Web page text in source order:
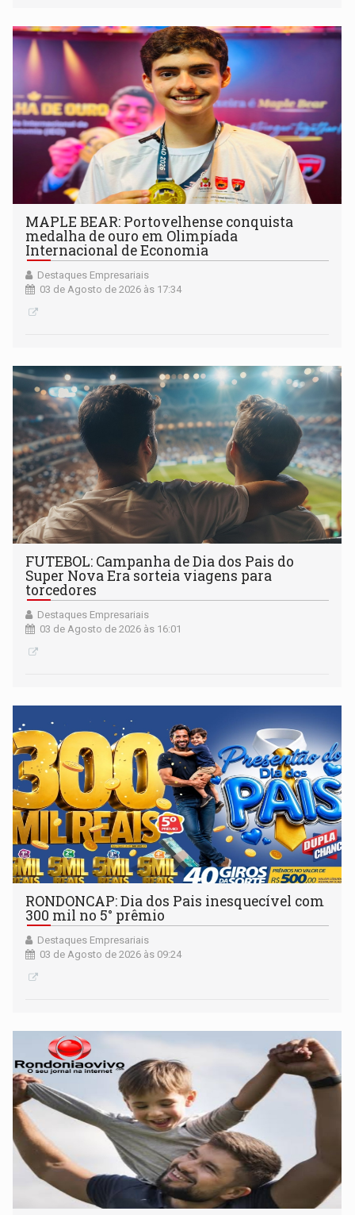
MAPLE BEAR: Portovelhense conquista
medalha de ouro em Olimpíada
Internacional de Economia
Destaques Empresariais
03 de Agosto de 2026 às 17:34
FUTEBOL: Campanha de Dia dos Pais do
Super Nova Era sorteia viagens para
torcedores
Destaques Empresariais
03 de Agosto de 2026 às 16:01
RONDONCAP: Dia dos Pais inesquecível com
300 mil no 5° prêmio
Destaques Empresariais
03 de Agosto de 2026 às 09:24